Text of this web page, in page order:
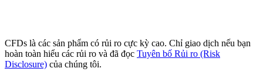
CFDs là các sản phẩm có rủi ro cực kỳ cao. Chỉ giao dịch nếu bạn
hoàn toàn hiểu các rủi ro và đã đọc Tuyên bố Rủi ro (Risk
Disclosure) của chúng tôi.